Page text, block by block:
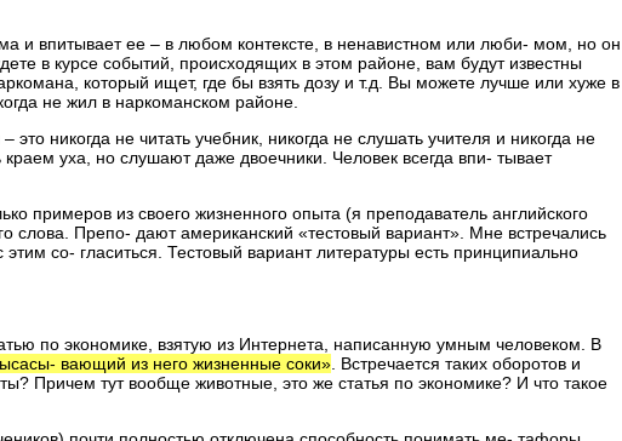
и впитывает ее – в любом контексте, в ненавистном или люби- мом, но он
в курсе событий, происходящих в этом районе, вам будут известны
который ищет, где бы взять дозу и т.д. Вы можете лучше или хуже в
не жил в наркоманском районе.
никогда не читать учебник, никогда не слушать учителя и никогда не
уха, но слушают даже двоечники. Человек всегда впи- тывает
примеров из своего жизненного опыта (я преподаватель английского
слова. Препо- дают американский «тестовый вариант». Мне встречались
со- гласиться. Тестовый вариант литературы есть принципиально
по экономике, взятую из Интернета, написанную умным человеком. В
вающий из него жизненные соки». Встречается таких оборотов и
Причем тут вообще животные, это же статья по экономике? И что такое